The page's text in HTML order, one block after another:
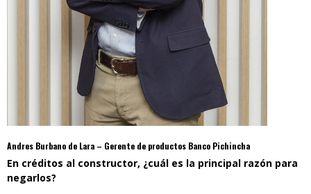
Andres Burbano de Lara – Gerente de productos Banco Pichincha
En créditos al constructor, ¿cuál es la principal razón para
negarlos?